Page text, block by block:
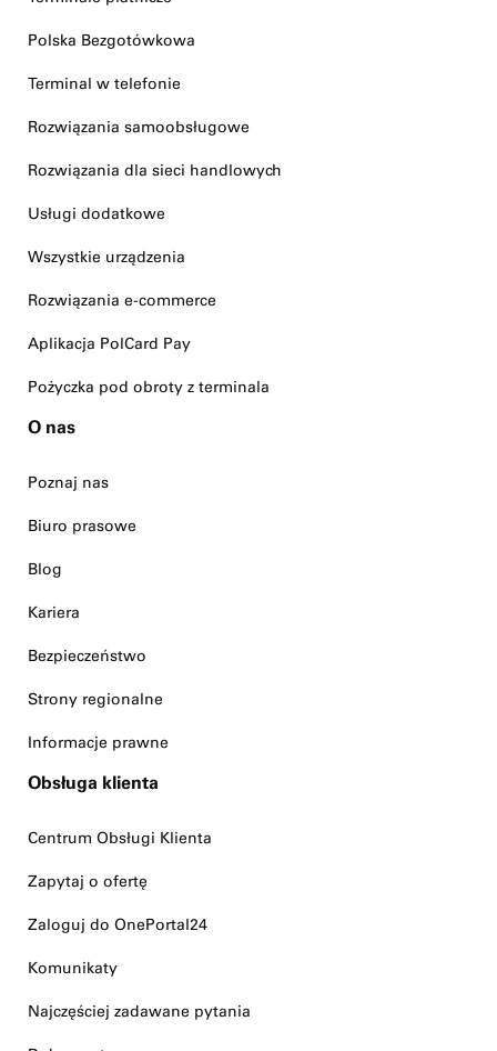
Polska Bezgotówkowa
Terminal w telefonie
Rozwiązania samoobsługowe
Rozwiązania dla sieci handlowych
Usługi dodatkowe
Wszystkie urządzenia
Rozwiązania e-commerce
Aplikacja PolCard Pay
Pożyczka pod obroty z terminala
O nas
Poznaj nas
Biuro prasowe
Blog
Kariera
Bezpieczeństwo
Strony regionalne
Informacje prawne
Obsługa klienta
Centrum Obsługi Klienta
Zapytaj o ofertę
Zaloguj do OnePortal24
Komunikaty
Najczęściej zadawane pytania